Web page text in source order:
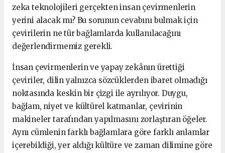
zeka teknolojileri gerçekten insan çevirmenlerin
yerini alacak mı? Bu sorunun cevabını bulmak için
çevirilerin ne tür bağlamlarda kullanılacağını
değerlendirmemiz gerekli.
İnsan çevirmenlerin ve yapay zekânın ürettiği
çeviriler, dilin yalnızca sözcüklerden ibaret olmadığı
noktasında keskin bir çizgi ile ayrılıyor. Duygu,
bağlam, niyet ve kültürel katmanlar, çevirinin
makineler tarafından yapılmasını zorlaştıran öğeler.
Aynı cümlenin farklı bağlamlara göre farklı anlamlar
içerebildiği, yer aldığı kültüre ve zaman dilimine göre